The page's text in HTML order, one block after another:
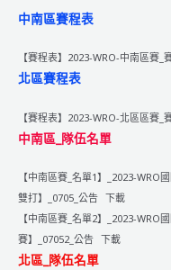
器
人
聯
盟
【實
體
賽】
教
練
會
議
中南區賽程表
【賽程表】2023-WRO-中南區賽_
北區賽程表
【賽程表】2023-WRO-北區區賽_
中南區_隊伍名單
【中南區賽_名單1】_2023-
雙打】_0705_公告 下載
【中南區賽_名單2】_2023-WRO
賽】_07052_公告 下載
北區_隊伍名單